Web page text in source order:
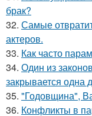
брак?
32. Самые
актеров.
33. Как часто
34. Один из
закрывается одна
35. "Годовщина",
36. Конфликты в